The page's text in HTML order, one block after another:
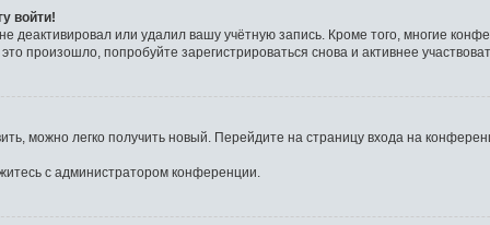
войти!
деактивировал или удалил вашу учётную запись. Кроме того, многие
произошло, попробуйте зарегистрироваться снова и активнее
можно легко получить новый. Перейдите на страницу входа на
с администратором конференции.